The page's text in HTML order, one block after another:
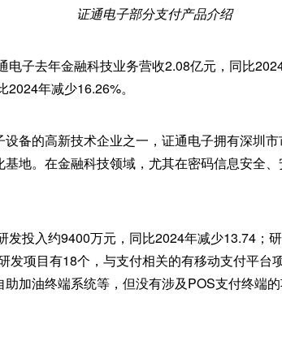
证通电子部分支付产品介绍
电子去年金融科技业务营收2.08亿元，同比
年减少16.26%。
备的高新技术企业之一，证通电子拥有深圳
地。在金融科技领域，尤其在密码信息安全
发投入约9400万元，同比2024年减少13.74；
发项目有18个，与支付相关的有移动支付平台
加油终端系统等，但没有涉及POS支付终端的